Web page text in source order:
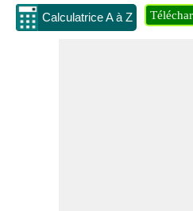
Calculatrice A à Z